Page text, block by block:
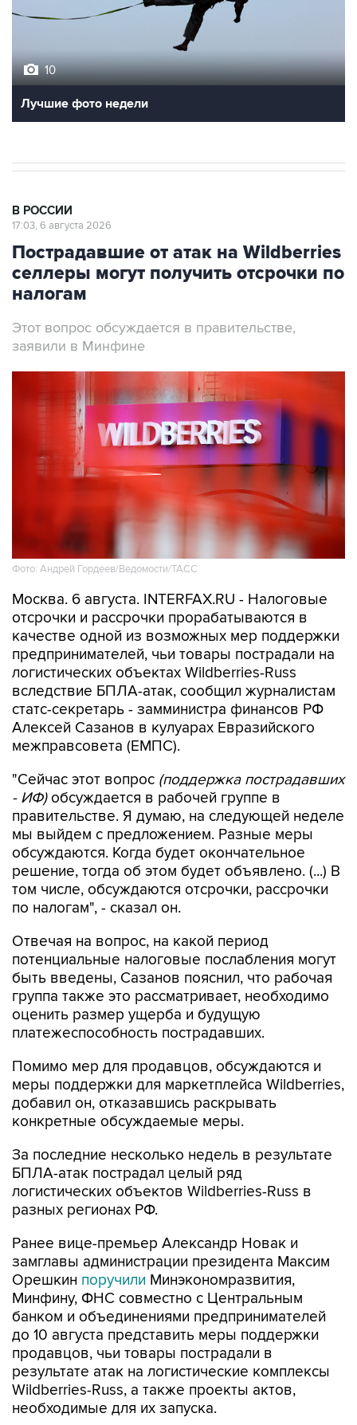
10
Лучшие фото недели
В РОССИИ
17:03, 6 августа 2026
Пострадавшие от атак на Wildberries
селлеры могут получить отсрочки по
налогам
Этот вопрос обсуждается в правительстве,
заявили в Минфине
Фото: Андрей Гордеев/Ведомости/ТАСС
Москва. 6 августа. INTERFAX.RU - Налоговые
отсрочки и рассрочки прорабатываются в
качестве одной из возможных мер поддержки
предпринимателей, чьи товары пострадали на
логистических объектах Wildberries-Russ
вследствие БПЛА-атак, сообщил журналистам
статс-секретарь - замминистра финансов РФ
Алексей Сазанов в кулуарах Евразийского
межправсовета (ЕМПС).
"Сейчас этот вопрос (поддержка пострадавших
- ИФ)обсуждается в рабочей группе в
правительстве. Я думаю, на следующей неделе
мы выйдем с предложением. Разные меры
обсуждаются. Когда будет окончательное
решение, тогда об этом будет объявлено. (...) В
том числе, обсуждаются отсрочки, рассрочки
по налогам", - сказал он.
Отвечая на вопрос, на какой период
потенциальные налоговые послабления могут
быть введены, Сазанов пояснил, что рабочая
группа также это рассматривает, необходимо
оценить размер ущерба и будущую
платежеспособность пострадавших.
Помимо мер для продавцов, обсуждаются и
меры поддержки для маркетплейса Wildberries,
добавил он, отказавшись раскрывать
конкретные обсуждаемые меры.
За последние несколько недель в результате
БПЛА-атак пострадал целый ряд
логистических объектов Wildberries-Russ в
разных регионах РФ.
Ранее вице-премьер Александр Новак и
замглавы администрации президента Максим
Орешкин поручили Минэкономразвития,
Минфину, ФНС совместно с Центральным
банком и объединениями предпринимателей
до 10 августа представить меры поддержки
продавцов, чьи товары пострадали в
результате атак на логистические комплексы
Wildberries-Russ, а также проекты актов,
необходимые для их запуска.